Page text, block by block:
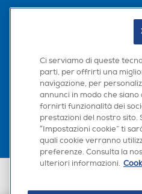
Scarica la nostra app
Ci serviamo di queste
parti, per offrirti una
navigazione, per
annunci in modo che
fornirti funzionalità dei
prestazioni del nostro sito.
“Impostazioni cookie” ti
quali cookie verranno
preferenze. Consulta la
ulteriori informazioni.